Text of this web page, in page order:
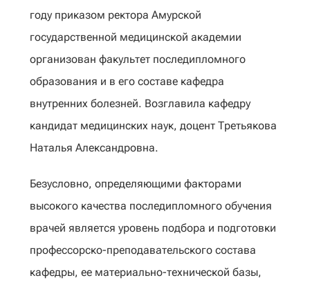
году приказом ректора Амурской
государственной медицинской академии
организован факультет последипломного
образования и в его составе кафедра
внутренних болезней. Возглавила кафедру
кандидат медицинских наук, доцент Третьякова
Наталья Александровна.
Безусловно, определяющими факторами
высокого качества последипломного обучения
врачей является уровень подбора и подготовки
профессорско-преподавательского состава
кафедры, ее материально-технической базы,